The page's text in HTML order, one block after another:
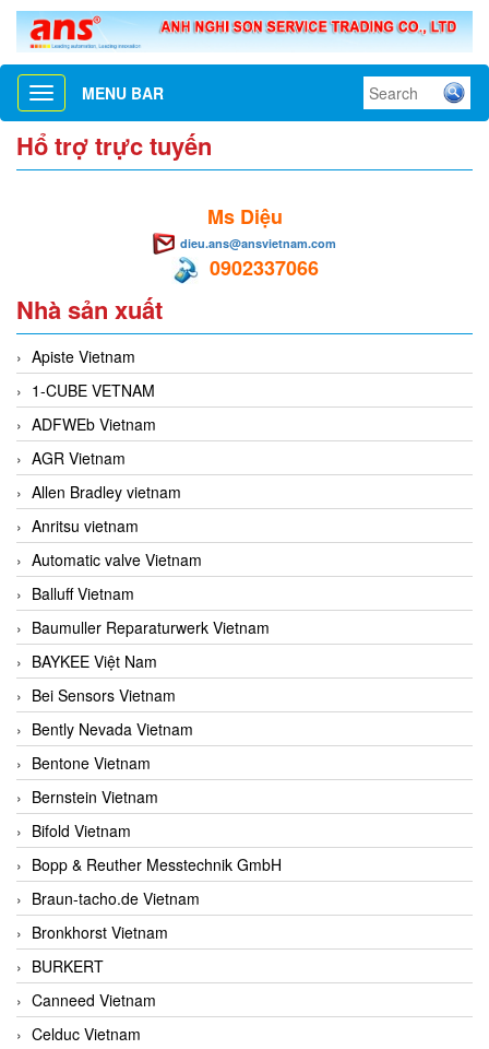
Toggle
navigation
MENU BAR
Hổ trợ trực tuyến
Ms Diệu
dieu.ans@ansvietnam.com
0902337066
Nhà sản xuất
Apiste Vietnam
1-CUBE VETNAM
ADFWEb Vietnam
AGR Vietnam
Allen Bradley vietnam
Anritsu vietnam
Automatic valve Vietnam
Balluff Vietnam
Baumuller Reparaturwerk Vietnam
BAYKEE Việt Nam
Bei Sensors Vietnam
Bently Nevada Vietnam
Bentone Vietnam
Bernstein Vietnam
Bifold Vietnam
Bopp & Reuther Messtechnik GmbH
Braun-tacho.de Vietnam
Bronkhorst Vietnam
BURKERT
Canneed Vietnam
Celduc Vietnam